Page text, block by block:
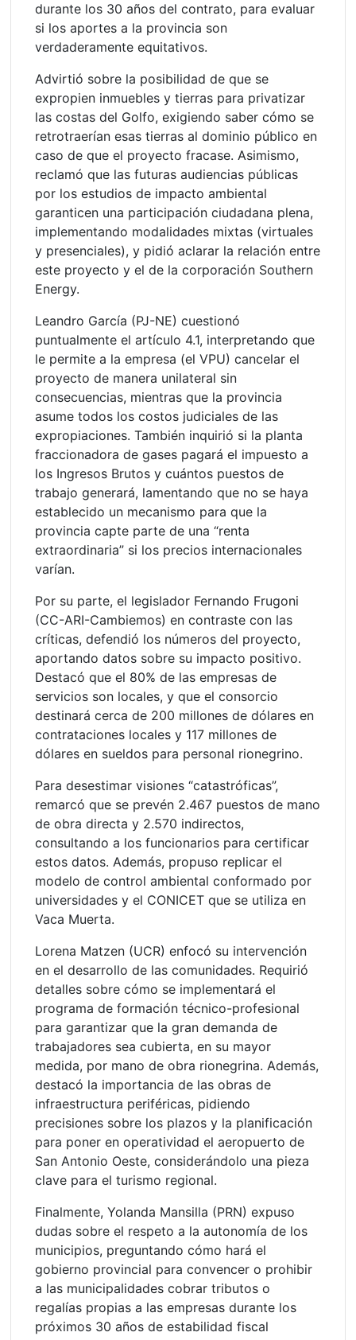
durante los 30 años del contrato, para evaluar
si los aportes a la provincia son
verdaderamente equitativos.
Advirtió sobre la posibilidad de que se
expropien inmuebles y tierras para privatizar
las costas del Golfo, exigiendo saber cómo se
retrotraerían esas tierras al dominio público en
caso de que el proyecto fracase. Asimismo,
reclamó que las futuras audiencias públicas
por los estudios de impacto ambiental
garanticen una participación ciudadana plena,
implementando modalidades mixtas (virtuales
y presenciales), y pidió aclarar la relación entre
este proyecto y el de la corporación Southern
Energy.
Leandro García (PJ-NE) cuestionó
puntualmente el artículo 4.1, interpretando que
le permite a la empresa (el VPU) cancelar el
proyecto de manera unilateral sin
consecuencias, mientras que la provincia
asume todos los costos judiciales de las
expropiaciones. También inquirió si la planta
fraccionadora de gases pagará el impuesto a
los Ingresos Brutos y cuántos puestos de
trabajo generará, lamentando que no se haya
establecido un mecanismo para que la
provincia capte parte de una “renta
extraordinaria” si los precios internacionales
varían.
Por su parte, el legislador Fernando Frugoni
(CC-ARI-Cambiemos) en contraste con las
críticas, defendió los números del proyecto,
aportando datos sobre su impacto positivo.
Destacó que el 80% de las empresas de
servicios son locales, y que el consorcio
destinará cerca de 200 millones de dólares en
contrataciones locales y 117 millones de
dólares en sueldos para personal rionegrino.
Para desestimar visiones “catastróficas”,
remarcó que se prevén 2.467 puestos de mano
de obra directa y 2.570 indirectos,
consultando a los funcionarios para certificar
estos datos. Además, propuso replicar el
modelo de control ambiental conformado por
universidades y el CONICET que se utiliza en
Vaca Muerta.
Lorena Matzen (UCR) enfocó su intervención
en el desarrollo de las comunidades. Requirió
detalles sobre cómo se implementará el
programa de formación técnico-profesional
para garantizar que la gran demanda de
trabajadores sea cubierta, en su mayor
medida, por mano de obra rionegrina. Además,
destacó la importancia de las obras de
infraestructura periféricas, pidiendo
precisiones sobre los plazos y la planificación
para poner en operatividad el aeropuerto de
San Antonio Oeste, considerándolo una pieza
clave para el turismo regional.
Finalmente, Yolanda Mansilla (PRN) expuso
dudas sobre el respeto a la autonomía de los
municipios, preguntando cómo hará el
gobierno provincial para convencer o prohibir
a las municipalidades cobrar tributos o
regalías propias a las empresas durante los
próximos 30 años de estabilidad fiscal